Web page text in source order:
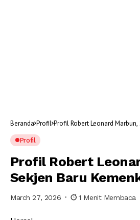
Beranda Profil Profil Robert Leonard
Profil
Profil Robert
Sekjen Baru
March 27, 2026 1 Menit Membaca